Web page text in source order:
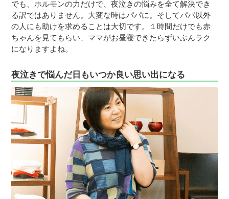
でも、ホルモンの力だけで、夜泣きの悩みを全て解決でき
る訳ではありません。大変な時はパパに。そしてパパ以外
の人にも助けを求めることは大切です。１時間だけでも赤
ちゃんを見てもらい、ママがお昼寝できたらずいぶんラク
になりますよね。
夜泣きで悩んだ日もいつか良い思い出になる